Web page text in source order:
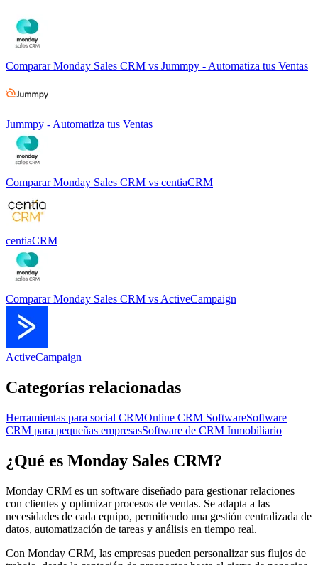
Comparar Monday Sales CRM vs Jummpy - Automatiza tus Ventas
Jummpy - Automatiza tus Ventas
Comparar Monday Sales CRM vs centiaCRM
centiaCRM
Comparar Monday Sales CRM vs ActiveCampaign
ActiveCampaign
Categorías relacionadas
Herramientas para social CRMOnline CRM SoftwareSoftware
CRM para pequeñas empresasSoftware de CRM Inmobiliario
¿Qué es Monday Sales CRM?
Monday CRM es un software diseñado para gestionar relaciones
con clientes y optimizar procesos de ventas. Se adapta a las
necesidades de cada equipo, permitiendo una gestión centralizada de
datos, automatización de tareas y análisis en tiempo real.
Con Monday CRM, las empresas pueden personalizar sus flujos de